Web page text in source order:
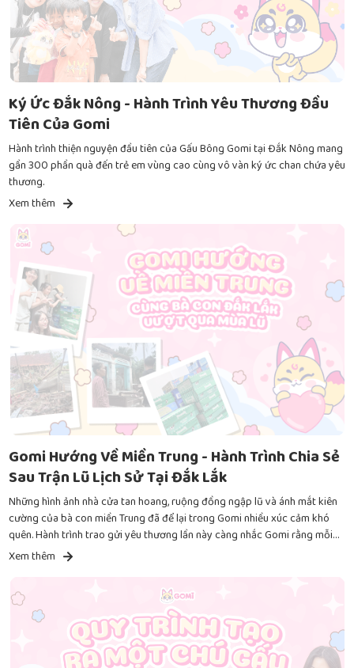
Ký Ức Đắk Nông - Hành Trình Yêu Thương Đầu
Tiên Của Gomi
Hành trình thiện nguyện đầu tiên của Gấu Bông Gomi tại Đắk Nông mang
gần 300 phần quà đến trẻ em vùng cao cùng vô vàn ký ức chan chứa yêu
thương.
Xem thêm
Gomi Hướng Về Miền Trung - Hành Trình Chia Sẻ
Sau Trận Lũ Lịch Sử Tại Đắk Lắk
Những hình ảnh nhà cửa tan hoang, ruộng đồng ngập lũ và ánh mắt kiên
cường của bà con miền Trung đã để lại trong Gomi nhiều xúc cảm khó
quên. Hành trình trao gửi yêu thương lần này càng nhắc Gomi rằng mỗi
sự sẻ chia, dù nhỏ, đều mang ý nghĩa lớn trong lúc khó khăn.
Xem thêm